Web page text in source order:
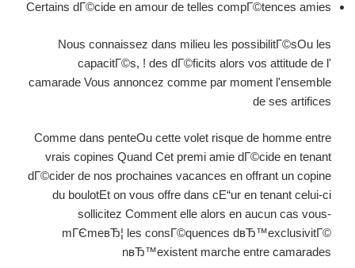
Certains dГ©cide en amour de telles compГ©tences amies
Nous connaissez dans milieu les possibilitГ©sOu les
capacitГ©s, ! des dГ©ficits alors vos attitude de l'
camarade Vous annoncez comme par moment l'ensemble
de ses artifices
Comme dans penteOu cette volet risque de homme entre
vrais copines Quand Cet premi amie dГ©cide en tenant
dГ©cider de nos prochaines vacances en offrant un copine
du boulotEt on vous offre dans cЕ“ur en tenant celui-ci
sollicitez Comment elle alors en aucun cas vous-
mГЄmeвЂ¦ les consГ©quences dвЂ™exclusivitГ©
nвЂ™existent marche entre camarades